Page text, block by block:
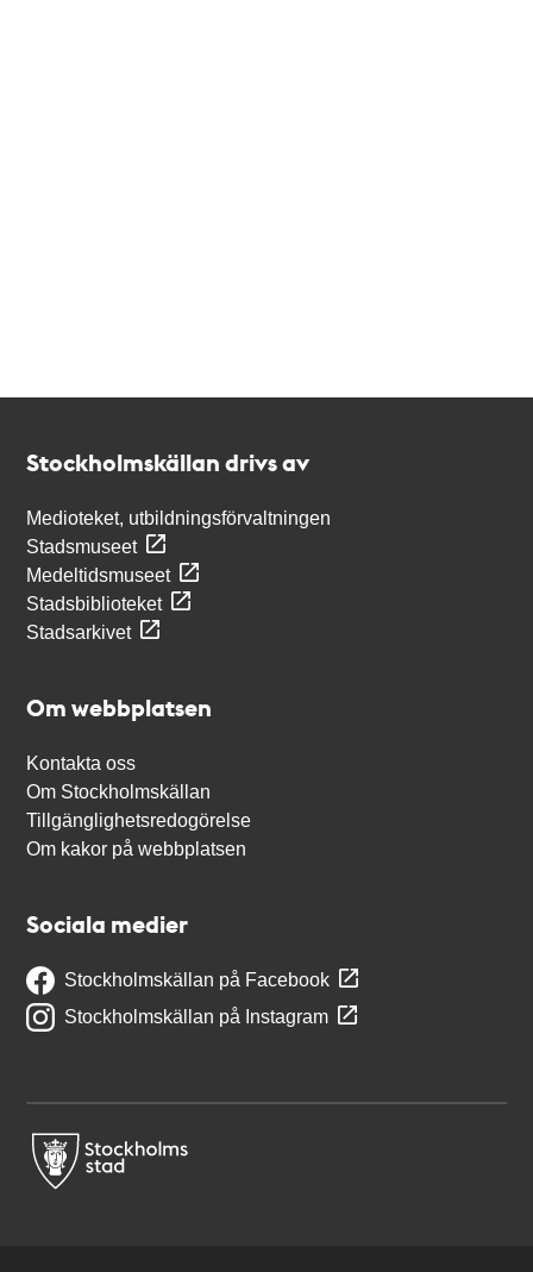
Stockholmskällan drivs av
Medioteket, utbildningsförvaltningen
Stadsmuseet
Medeltidsmuseet
Stadsbiblioteket
Stadsarkivet
Om webbplatsen
Kontakta oss
Om Stockholmskällan
Tillgänglighetsredogörelse
Om kakor på webbplatsen
Sociala medier
Stockholmskällan på Facebook
Stockholmskällan på Instagram